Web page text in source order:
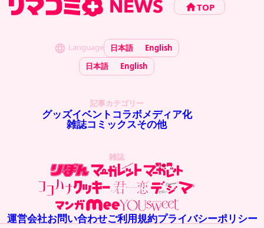
TOP
Language 日本語
English
日本語
English
記事カテゴリー
グッズイベント コラボメディア化
雑誌コミックスその他
雑誌
運営会社お問い合わせご利用規約プライバシーポリシー